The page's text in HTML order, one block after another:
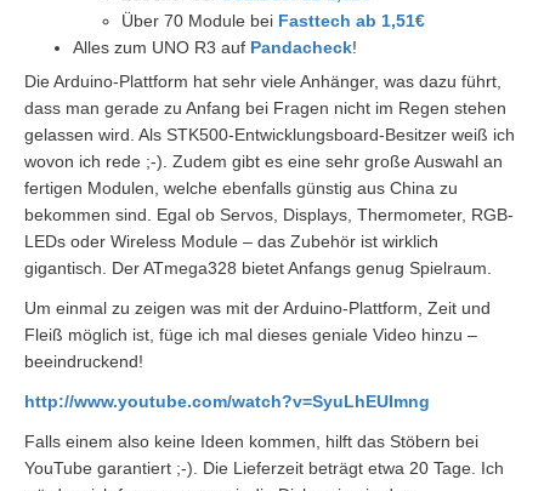
Über 70 Module bei Fasttech ab 1,51€
Alles zum UNO R3 auf Pandacheck!
Die Arduino-Plattform hat sehr viele Anhänger, was dazu führt,
dass man gerade zu Anfang bei Fragen nicht im Regen stehen
gelassen wird. Als STK500-Entwicklungsboard-Besitzer weiß ich
wovon ich rede ;-). Zudem gibt es eine sehr große Auswahl an
fertigen Modulen, welche ebenfalls günstig aus China zu
bekommen sind. Egal ob Servos, Displays, Thermometer, RGB-
LEDs oder Wireless Module – das Zubehör ist wirklich
gigantisch. Der ATmega328 bietet Anfangs genug Spielraum.
Um einmal zu zeigen was mit der Arduino-Plattform, Zeit und
Fleiß möglich ist, füge ich mal dieses geniale Video hinzu –
beeindruckend!
http://www.youtube.com/watch?v=SyuLhEUImng
Falls einem also keine Ideen kommen, hilft das Stöbern bei
YouTube garantiert ;-). Die Lieferzeit beträgt etwa 20 Tage. Ich